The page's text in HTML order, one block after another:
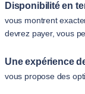
Disponibilité en
vous montrent
devrez payer, vous
Une expérience
vous propose des